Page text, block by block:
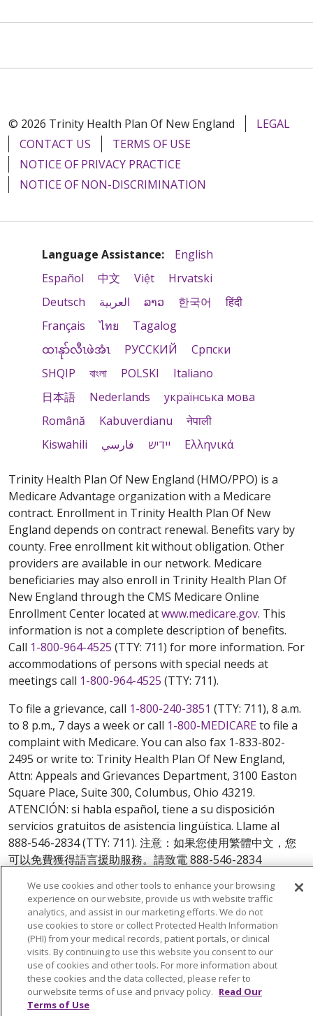
© 2026 Trinity Health Plan Of New England
LEGAL
CONTACT US
TERMS OF USE
NOTICE OF PRIVACY PRACTICE
NOTICE OF NON-DISCRIMINATION
Language Assistance:
English
Español
中文 Việt
Hrvatski
Deutsch
العربية ລາວ 한국어
हिंदी
Français
ไทย
Tagalog
ထၢနုာ်လီၤဖဲအံၤ
РУССКИЙ
Cрпски
SHQIP
বাংলা POLSKI
Italiano
日本語
Nederlands
українська мова
Română
Kabuverdianu
नेपाली
Kiswahili
فارسي יידיש Ελληνικά
Trinity Health Plan Of New England (HMO/PPO) is a
Medicare Advantage organization with a Medicare
contract. Enrollment in Trinity Health Plan Of New
England depends on contract renewal. Benefits vary by
county. Free enrollment kit without obligation. Other
providers are available in our network. Medicare
beneficiaries may also enroll in Trinity Health Plan Of
New England through the CMS Medicare Online
Enrollment Center located atwww.medicare.gov. This
information is not a complete description of benefits.
Call 1-800-964-4525 (TTY: 711) for more information. For
accommodations of persons with special needs at
meetings call 1-800-964-4525 (TTY: 711).
To file a grievance, call 1-800-240-3851 (TTY: 711), 8 a.m.
to 8 p.m., 7 days a week or call 1-800-MEDICAREto file a
complaint with Medicare. You can also fax 1-833-802-
2495 or write to: Trinity Health Plan Of New England,
Attn: Appeals and Grievances Department, 3100 Easton
Square Place, Suite 300, Columbus, Ohio 43219.
ATENCIÓN: si habla español, tiene a su disposición
servicios gratuitos de asistencia lingüística. Llame al
888-546-2834 (TTY: 711). 注意：如果您使用繁體中文，您
可以免費獲得語言援助服務。請致電 888-546-2834
© 2026 Trinity Health Plan Of New England. All rights
reserved.
Y0164_WEBCT_M_2024
We use cookies and other tools to enhance your browsing
experience on our website, provide us with website traffic
analytics, and assist in our marketing efforts. We do not
use cookies to store or collect Protected Health Information
(PHI) from your medical records, patient portals, or clinical
visits. By continuing to use this website you consent to our
use of cookies and other tools. For more information about
these cookies and the data collected, please refer to
our website terms of use and privacy policy. Read Our
Terms of Use